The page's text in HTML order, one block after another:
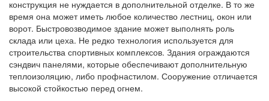
конструкция не нуждается в дополнительной отделке. В то же
время она может иметь любое количество лестниц, окон или
ворот. Быстровозводимое здание может выполнять роль
склада или цеха. Не редко технология используется для
строительства спортивных комплексов. Здания ограждаются
сэндвич панелями, которые обеспечивают дополнительную
теплоизоляцию, либо профнастилом. Сооружение отличается
высокой стойкостью перед огнем.